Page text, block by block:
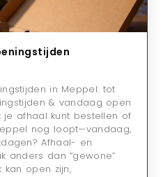
in Meppel: tot
& vandaag open
afhaal kunt bestellen of
nog loopt—vandaag,
Afhaal- en
anders dan “gewone”
kan open zijn,